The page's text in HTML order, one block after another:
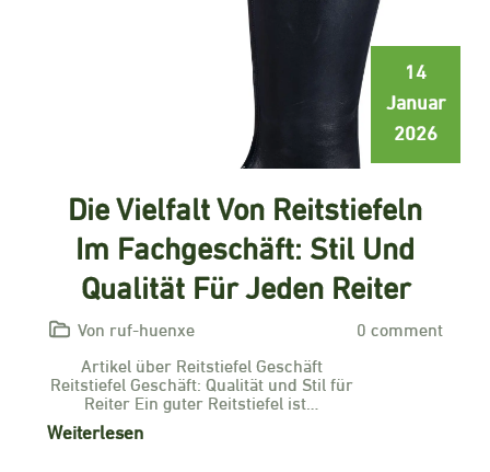
14
Januar
2026
Die Vielfalt Von Reitstiefeln
Im Fachgeschäft: Stil Und
Qualität Für Jeden Reiter
Von ruf-huenxe
0 comment
Artikel über Reitstiefel Geschäft
Reitstiefel Geschäft: Qualität und Stil für
Reiter Ein guter Reitstiefel ist…
Weiterlesen